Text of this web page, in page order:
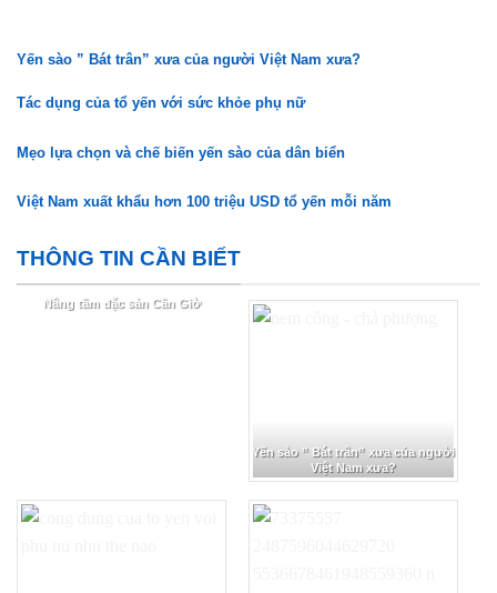
Yến sào ” Bát trân” xưa của người Việt Nam xưa?
Tác dụng của tổ yến với sức khỏe phụ nữ
Mẹo lựa chọn và chế biến yến sào của dân biển
Việt Nam xuất khẩu hơn 100 triệu USD tổ yến mỗi năm
THÔNG TIN CẦN BIẾT
Nâng tầm đặc sản Cần Giờ
Yến sào ” Bát trân” xưa của người
Việt Nam xưa?